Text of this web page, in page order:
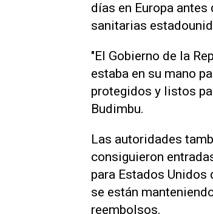
días en Europa
sanitarias
"El Gobierno de la
estaba en su mano
protegidos y listos
Budimbu.
Las autoridades
consiguieron
para Estados
se están
reembolsos.